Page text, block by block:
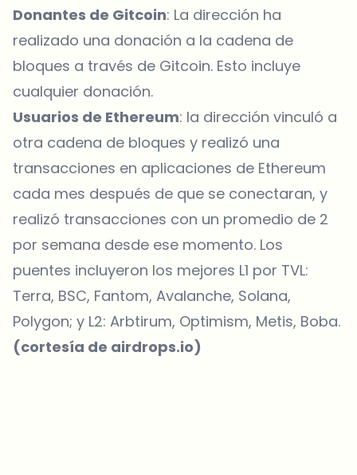
Donantes de Gitcoin: La dirección ha
realizado una donación a la cadena de
bloques a través de Gitcoin. Esto incluye
cualquier donación.
Usuarios de Ethereum: la dirección vinculó a
otra cadena de bloques y realizó una
transacciones en aplicaciones de Ethereum
cada mes después de que se conectaran, y
realizó transacciones con un promedio de 2
por semana desde ese momento. Los
puentes incluyeron los mejores L1 por TVL:
Terra, BSC, Fantom, Avalanche, Solana,
Polygon; y L2: Arbtirum, Optimism, Metis, Boba.
(cortesía de airdrops.io)